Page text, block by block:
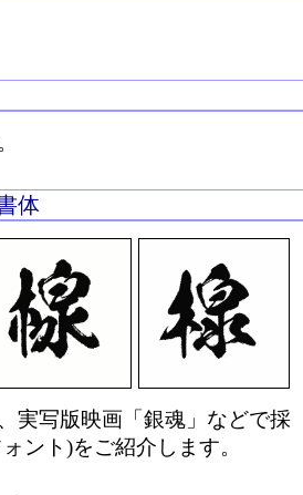
体
実写版映画「銀魂」などで採
ント)をご紹介します。